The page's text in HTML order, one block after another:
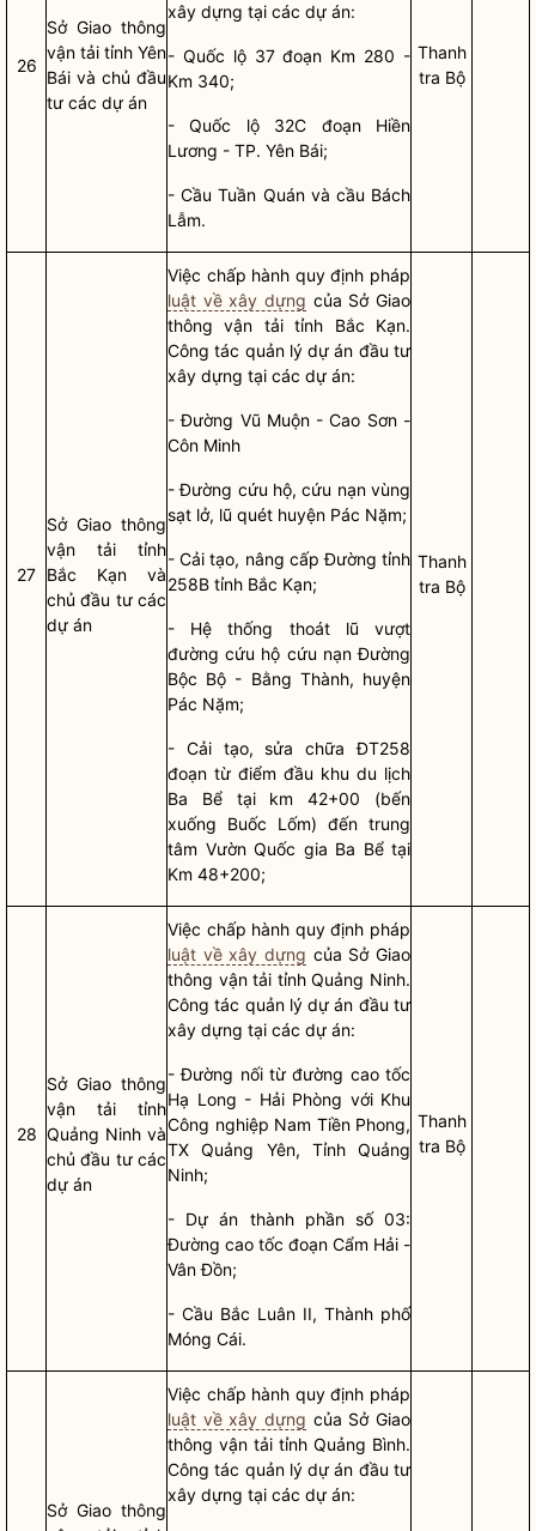
26
Sở Giao thông
vận tải tỉnh Yên
Bái và chủ đầu
tư các dự án
xây dựng tại các dự án:
- Quốc lộ 37 đoạn Km 280 -
Km 340;
- Quốc lộ 32C đoạn Hiền
Lương - TP. Yên Bái;
- Cầu Tuần Quán và cầu Bách
Lẫm.
Thanh
tra Bộ
27
Sở Giao thông
vận tải tỉnh
Bắc Kạn và
chủ đầu tư các
dự án
Việc chấp hành quy định pháp
luật về xây dựng của Sở Giao
thông vận tải tỉnh Bắc Kạn.
Công tác quản lýdự án đầu tư
xây dựng tại các dự án:
- Đường Vũ Muộn - Cao Sơn -
Côn Minh
- Đường cứu hộ, cứu nạn vùng
sạt lở, lũ quét huyện Pác Nặm;
- Cải tạo, nâng cấp Đường tỉnh
258B tỉnh Bắc Kạn;
- Hệ thống thoát lũ vượt
đường cứu hộ cứu nạn Đường
Bộc Bộ - Bằng Thành, huyện
Pác Nặm;
- Cải tạo, sửa chữa ĐT258
đoạn từ điểm đầu khu du lịch
Ba Bể tại km 42+00 (bến
xuống Buốc Lốm) đến trung
tâm Vườn Quốc gia Ba Bể tại
Km 48+200;
Thanh
tra Bộ
28
Sở Giao thông
vận tải tỉnh
Quảng Ninh và
chủ đầu tư các
dự án
Việc chấp hành quy định pháp
luật về xây dựng của Sở Giao
thông vận tải tỉnh Quảng Ninh.
Công tác quản lýdự án đầu tư
xây dựng tại các dự án:
- Đường nối từ đường cao tốc
Hạ Long - Hải Phòng với Khu
Công nghiệp Nam Tiền Phong,
TX Quảng Yên, Tỉnh Quảng
Ninh;
- Dự án thành phần số 03:
Đường cao tốc đoạn Cẩm Hải -
Vân Đồn;
- Cầu Bắc Luân II, Thành phố
Móng Cái.
Thanh
tra Bộ
Sở Giao thông
Việc chấp hành quy định pháp
luật về xây dựng của Sở Giao
thông vận tải tỉnh Quảng Bình.
Công tác quản lýdự án đầu tư
xây dựng tại các dự án: